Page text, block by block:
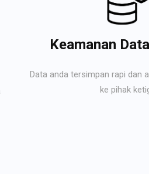
Keamanan
Data anda tersimpan rapi dan
ke pihak